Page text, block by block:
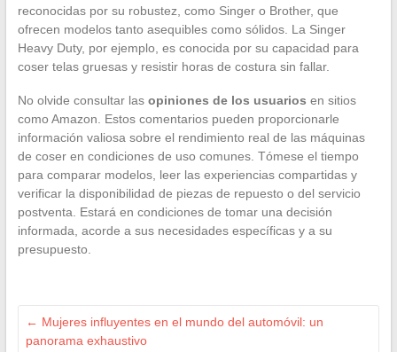
reconocidas por su robustez, como Singer o Brother, que
ofrecen modelos tanto asequibles como sólidos. La Singer
Heavy Duty, por ejemplo, es conocida por su capacidad para
coser telas gruesas y resistir horas de costura sin fallar.
No olvide consultar las opiniones de los usuarios en sitios
como Amazon. Estos comentarios pueden proporcionarle
información valiosa sobre el rendimiento real de las máquinas
de coser en condiciones de uso comunes. Tómese el tiempo
para comparar modelos, leer las experiencias compartidas y
verificar la disponibilidad de piezas de repuesto o del servicio
postventa. Estará en condiciones de tomar una decisión
informada, acorde a sus necesidades específicas y a su
presupuesto.
← Mujeres influyentes en el mundo del automóvil: un
panorama exhaustivo